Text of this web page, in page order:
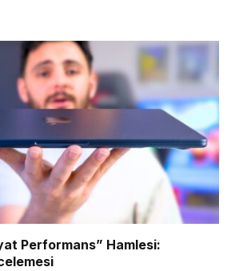
Performans” Hamlesi: